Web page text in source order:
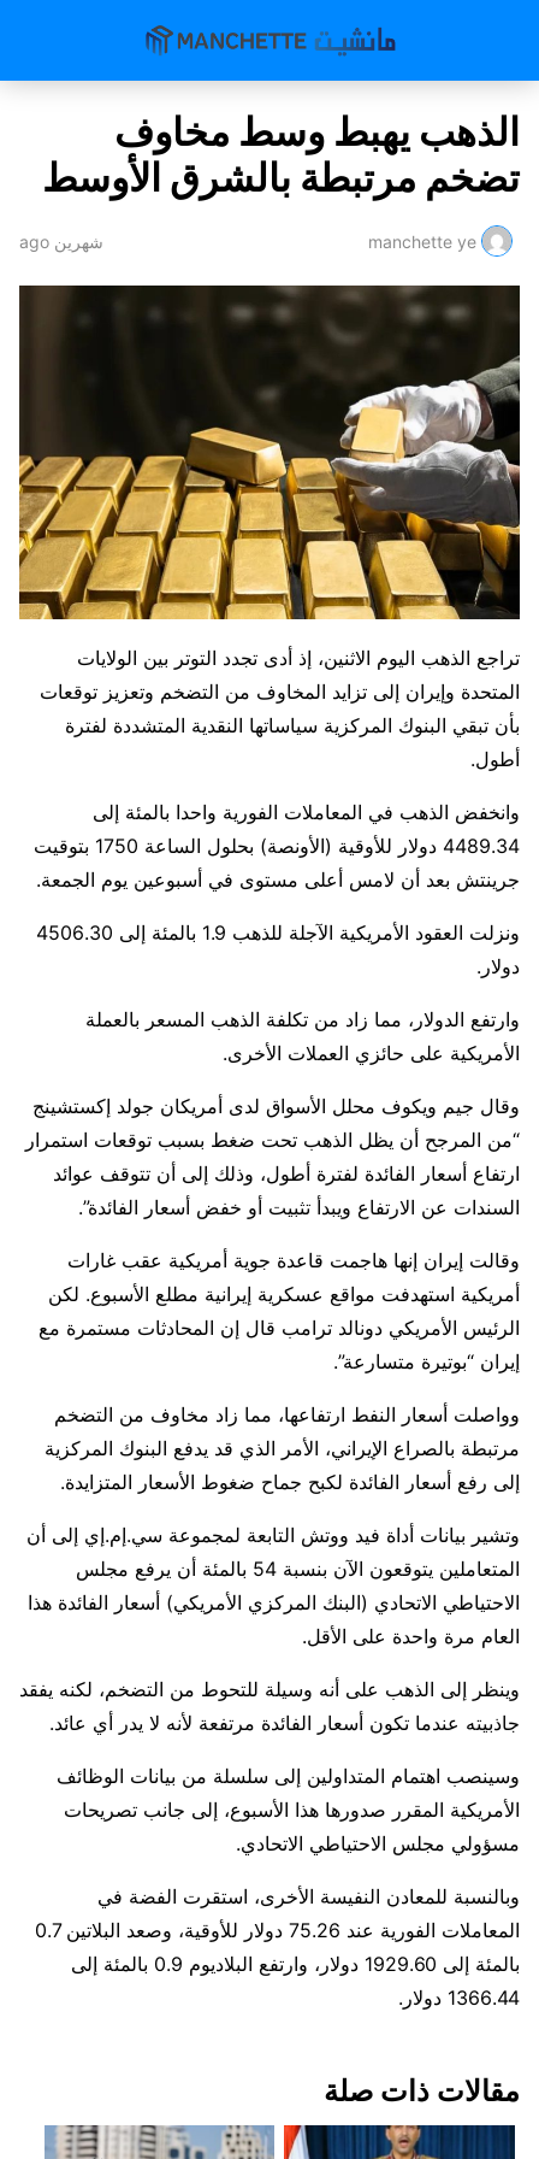
الذهب يهبط وسط مخاوف
تضخم مرتبطة بالشرق الأوسط
manchette ye شهرين ago
تراجع الذهب اليوم الاثنين، إذ أدى تجدد التوتر بين الولايات
المتحدة وإيران إلى تزايد ​المخاوف من التضخم وتعزيز توقعات
بأن تبقي البنوك المركزية ‌سياساتها النقدية المتشددة لفترة
أطول.
وانخفض الذهب في المعاملات الفورية واحدا بالمئة إلى
4489.34 دولار للأوقية (الأونصة) بحلول الساعة 1750 بتوقيت
جرينتش بعد أن لامس أعلى مستوى في أسبوعين يوم الجمعة.
ونزلت العقود الأمريكية الآجلة للذهب 1.9 بالمئة إلى 4506.30
دولار.
وارتفع الدولار، مما زاد ​من تكلفة الذهب المسعر بالعملة
الأمريكية على حائزي العملات الأخرى.
وقال ⁠جيم ويكوف محلل الأسواق لدى أمريكان جولد إكستشينج
“من المرجح أن ​يظل الذهب تحت ضغط بسبب توقعات استمرار
ارتفاع أسعار الفائدة ​لفترة أطول، وذلك إلى أن تتوقف عوائد
السندات عن الارتفاع ويبدأ تثبيت أو خفض أسعار الفائدة”.
وقالت إيران إنها هاجمت قاعدة جوية أمريكية عقب غارات
أمريكية استهدفت مواقع عسكرية إيرانية مطلع الأسبوع. لكن
الرئيس الأمريكي دونالد ترامب قال إن المحادثات مستمرة مع
إيران “بوتيرة متسارعة”.
وواصلت أسعار النفط ‌ارتفاعها، ⁠مما زاد مخاوف من التضخم
مرتبطة بالصراع الإيراني، الأمر الذي قد يدفع البنوك المركزية
إلى رفع أسعار الفائدة لكبح جماح ضغوط الأسعار المتزايدة.
وتشير بيانات أداة فيد ووتش التابعة لمجموعة سي.إم.إي إلى أن ​
المتعاملين يتوقعون الآن بنسبة 54 بالمئة ​أن يرفع ⁠مجلس
الاحتياطي الاتحادي (البنك المركزي الأمريكي) أسعار الفائدة هذا
العام مرة واحدة على الأقل.
وينظر إلى الذهب على أنه وسيلة للتحوط من التضخم، لكنه يفقد
جاذبيته عندما تكون ⁠أسعار الفائدة مرتفعة لأنه لا يدر أي عائد.
وسينصب اهتمام المتداولين إلى سلسلة من بيانات الوظائف
الأمريكية المقرر صدورها هذا الأسبوع، إلى ⁠جانب ​تصريحات
مسؤولي مجلس الاحتياطي الاتحادي.
وبالنسبة للمعادن ​النفيسة الأخرى، استقرت الفضة في
المعاملات الفورية عند 75.26 دولار للأوقية، وصعد البلاتين 0.7
بالمئة إلى 1929.60 دولار، وارتفع البلاديوم 0.9 بالمئة إلى
1366.44 دولار.
مقالات ذات صلة